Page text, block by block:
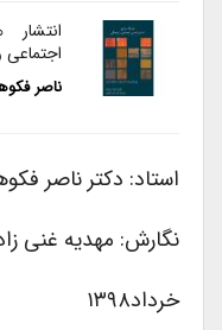
انتشار
اجتماعی و…
ناصر
استاد: دکتر ناصر
نگارش: مهدیه غنی زاده
خرداد۱۳۹۸